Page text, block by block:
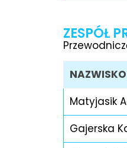
ZESPÓŁ
Matyjasik
Gajerska